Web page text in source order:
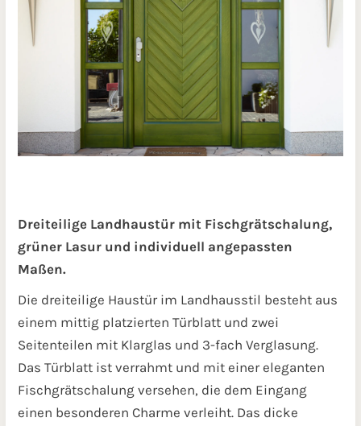
Dreiteilige Landhaustür mit Fischgrätschalung,
grüner Lasur und individuell angepassten
Maßen.
Die dreiteilige Haustür im Landhausstil besteht aus
einem mittig platzierten Türblatt und zwei
Seitenteilen mit Klarglas und 3-fach Verglasung.
Das Türblatt ist verrahmt und mit einer eleganten
Fischgrätschalung versehen, die dem Eingang
einen besonderen Charme verleiht. Das dicke